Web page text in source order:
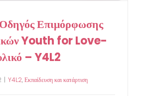
Επιμόρφωσης
Youth for Love-
– Y4L2
| Y4L2,Εκπαίδευση και κατάρτιση